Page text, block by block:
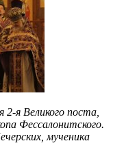
2-я Великого поста,
Фессалонитского.
мученика